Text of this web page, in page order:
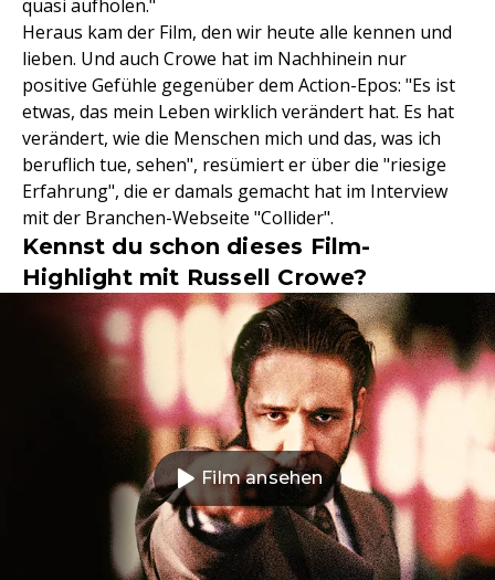
quasi aufholen."
Heraus kam der Film, den wir heute alle kennen und
lieben. Und auch Crowe hat im Nachhinein nur
positive Gefühle gegenüber dem Action-Epos: "Es ist
etwas, das mein Leben wirklich verändert hat. Es hat
verändert, wie die Menschen mich und das, was ich
beruflich tue, sehen", resümiert er über die "riesige
Erfahrung", die er damals gemacht hat im Interview
mit der Branchen-Webseite "Collider".
Kennst du schon dieses Film-
Highlight mit Russell Crowe?
Film ansehen